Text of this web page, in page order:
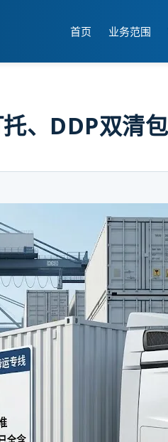
首页 业务范围
、DDP双清